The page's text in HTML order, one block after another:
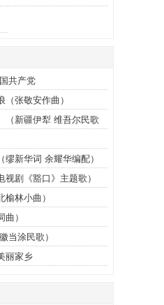
共产党
（张敬安作曲）
（新疆伊犁 维吾尔民歌
）
缪新华词 余耀华编配）
视剧《豁口》主题歌）
榆林小曲）
）
当涂民歌）
丽家乡